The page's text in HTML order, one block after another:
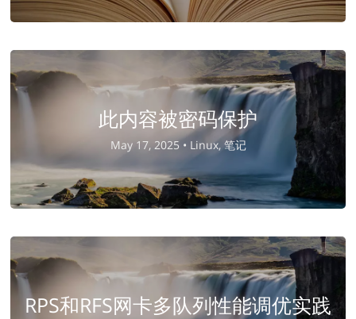
此内容被密码保护
May 17, 2025 • Linux, 笔记
RPS和RFS网卡多队列性能调优实践